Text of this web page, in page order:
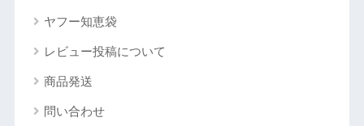
ヤフー知恵袋
レビュー投稿について
商品発送
問い合わせ